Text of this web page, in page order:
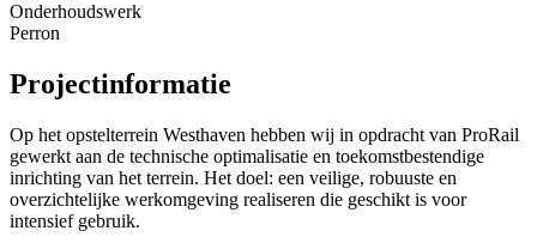
Onderhoudswerk
Perron
Projectinformatie
Op het opstelterrein Westhaven hebben wij in opdracht van ProRail
gewerkt aan de technische optimalisatie en toekomstbestendige
inrichting van het terrein. Het doel: een veilige, robuuste en
overzichtelijke werkomgeving realiseren die geschikt is voor
intensief gebruik.